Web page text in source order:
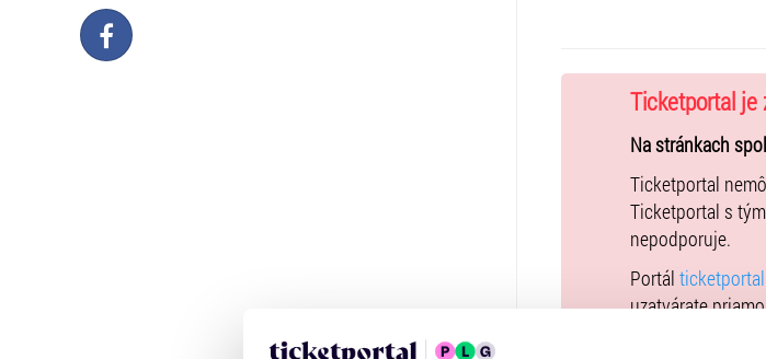
Ticketportal je
Na stránkach
Ticketportal
Ticketportal s
nepodporuje.
Portál
uzatvárate
Kúpne ceny